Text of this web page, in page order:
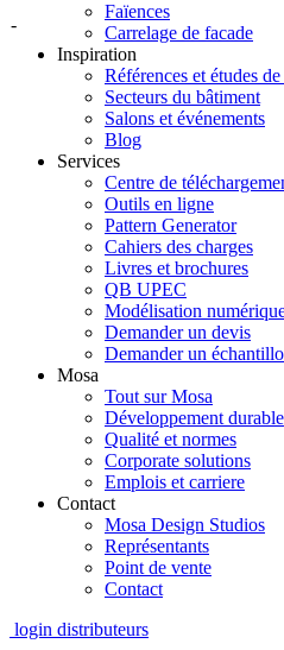
-
Faïences
Carrelage de facade
Inspiration
Références et études de
Secteurs du bâtiment
Salons et événements
Blog
Services
Centre de
Outils en ligne
Pattern Generator
Cahiers des charges
Livres et brochures
QB UPEC
Modélisation
Demander un devis
Demander un
Mosa
Tout sur Mosa
Développement durable
Qualité et normes
Corporate solutions
Emplois et carriere
Contact
Mosa Design Studios
Représentants
Point de vente
Contact
login distributeurs